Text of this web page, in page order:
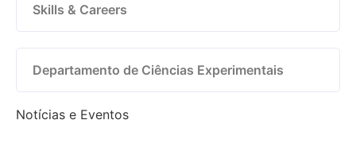
Skills & Careers
Departamento de Ciências Experimentais
Notícias e Eventos